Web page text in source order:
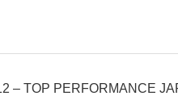
– TOP PERFORMANCE